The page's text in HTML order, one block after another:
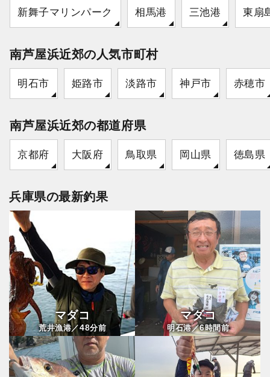
新舞子マリンパーク 相馬港 三池港 東扇
南芦屋浜近郊の人気市町村
明石市 姫路市 淡路市 神戸市 赤穂市
南芦屋浜近郊の都道府県
京都府 大阪府 鳥取県 岡山県 徳島県
兵庫県の最新釣果
マダコ
荒井漁港／48分前
マダコ
明石港／6時間前